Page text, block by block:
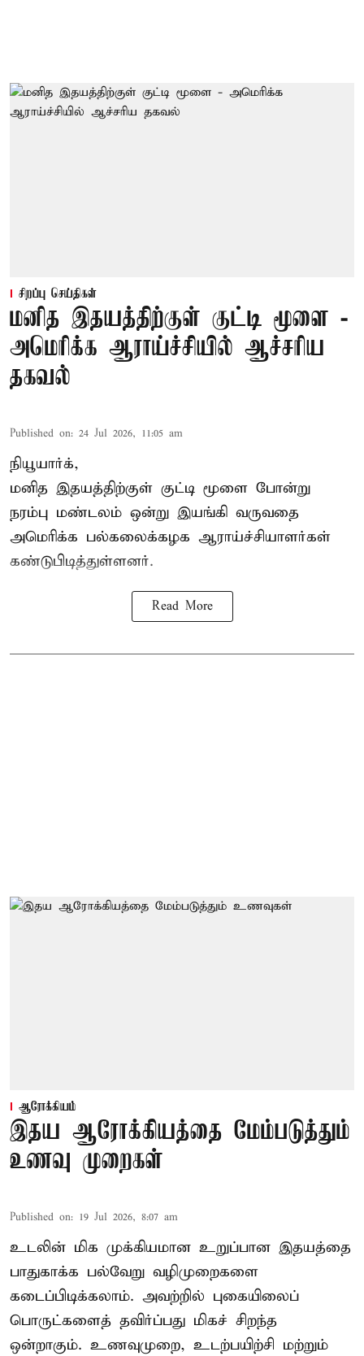
சிறப்பு செய்திகள்
மனித இதயத்திற்குள் குட்டி மூளை -
அமெரிக்க ஆராய்ச்சியில் ஆச்சரிய
தகவல்
Published on: 24 Jul 2026, 11:05 am
நியூயார்க்,
மனித இதயத்திற்குள் குட்டி மூளை போன்று
நரம்பு மண்டலம் ஒன்று இயங்கி வருவதை
அமெரிக்க பல்கலைக்கழக ஆராய்ச்சியாளர்கள்
கண்டுபிடித்துள்ளனர்.
Read More
ஆரோக்கியம்
இதய ஆரோக்கியத்தை மேம்படுத்தும்
உணவு முறைகள்
Published on: 19 Jul 2026, 8:07 am
உடலின் மிக முக்கியமான உறுப்பான இதயத்தை
பாதுகாக்க பல்வேறு வழிமுறைகளை
கடைப்பிடிக்கலாம். அவற்றில் புகையிலைப்
பொருட்களைத் தவிர்ப்பது மிகச் சிறந்த
ஒன்றாகும். உணவுமுறை, உடற்பயிற்சி மற்றும்